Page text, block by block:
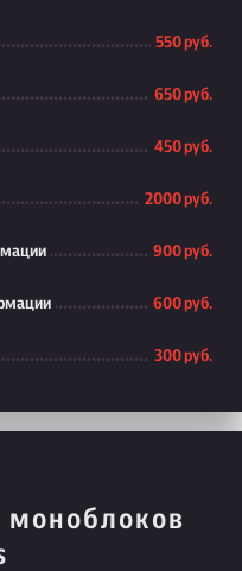
550 руб.
650 руб.
450 руб.
2000 руб.
900 руб.
600 руб.
300 руб.
моноблоков